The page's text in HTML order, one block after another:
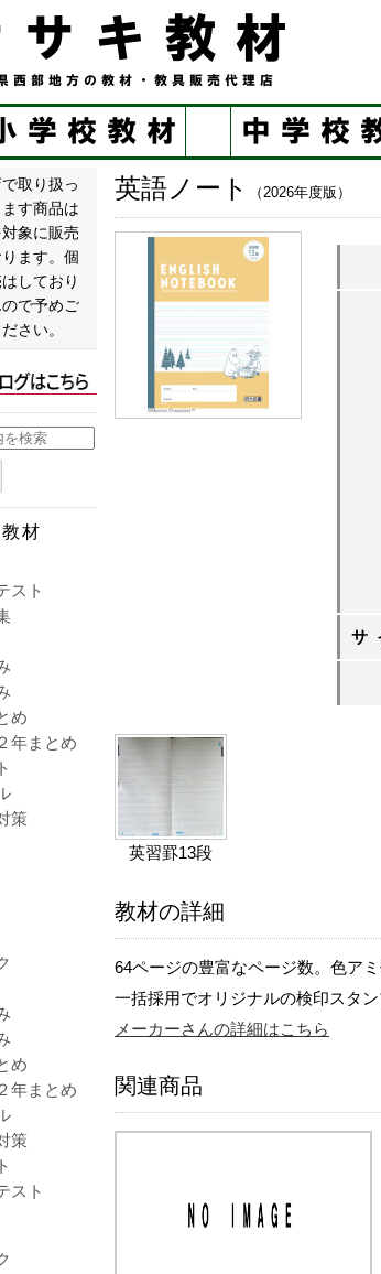
英語ノート （2026年度版）
サ
英習罫13段
教材の詳細
64ページの豊富なページ数。色ア
一括採用でオリジナルの検印スタン
メーカーさんの詳細はこちら
関連商品
取り扱っ
す商品は
象に販売
ります。個
しており
ので予めご
さい。
材
スト
め
年まとめ
策
め
年まとめ
策
スト